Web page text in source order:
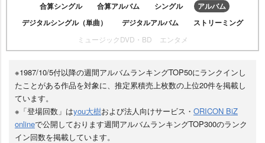
合算シングル 合算アルバム シングル
アルバム
デジタルシングル（単曲）
デジタルアルバム ストリーミング
ミュージックDVD・BD エンタメ
※1987/10/5付以降の週間アルバムランキングTOP50にランクインし
たことがある作品を対象に、推定累積売上枚数の上位20件を掲載し
ています。
※「登場回数」はyou大樹および法人向けサービス・ ORICON BiZ
onlineで公開しております週間アルバムランキングTOP300のランク
イン回数を掲載しています。